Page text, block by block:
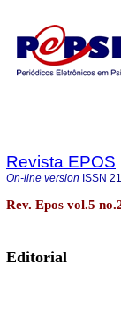
Revista EPOS
On-line version ISSN
Rev. Epos vol.5
Editorial